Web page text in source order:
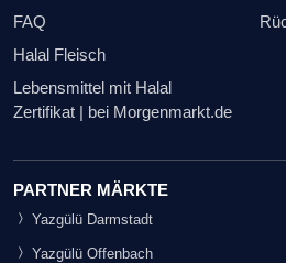
FAQ
Halal Fleisch
Lebensmittel mit Halal
Zertifikat | bei Morgenmarkt.de
PARTNER MÄRKTE
Yazgülü Darmstadt
Yazgülü Offenbach